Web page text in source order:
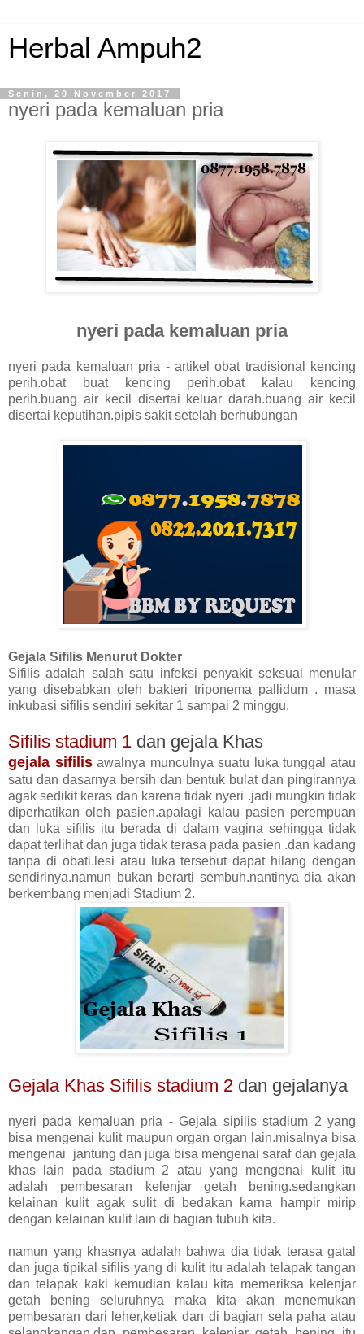
Herbal Ampuh2
Senin, 20 November 2017
nyeri pada kemaluan pria
nyeri pada kemaluan pria
nyeri pada kemaluan pria - artikel obat tradisional kencing
perih.obat buat kencing perih.obat kalau kencing
perih.buang air kecil disertai keluar darah.buang air kecil
disertai keputihan.pipis sakit setelah berhubungan
Gejala Sifilis Menurut Dokter
Sifilis adalah salah satu infeksi penyakit seksual menular
yang disebabkan oleh bakteri triponema pallidum . masa
inkubasi sifilis sendiri sekitar 1 sampai 2 minggu.
Sifilis stadium 1 dan gejala Khas
gejala sifilisawalnya munculnya suatu luka tunggal atau
satu dan dasarnya bersih dan bentuk bulat dan pingirannya
agak sedikit keras dan karena tidak nyeri .jadi mungkin tidak
diperhatikan oleh pasien.apalagi kalau pasien perempuan
dan luka sifilis itu berada di dalam vagina sehingga tidak
dapat terlihat dan juga tidak terasa pada pasien .dan kadang
tanpa di obati.lesi atau luka tersebut dapat hilang dengan
sendirinya.namun bukan berarti sembuh.nantinya dia akan
berkembang menjadi Stadium 2.
Gejala Khas Sifilis stadium 2 dan gejalanya
nyeri pada kemaluan pria - Gejala sipilis stadium 2 yang
bisa mengenai kulit maupun organ organ lain.misalnya bisa
mengenai jantung dan juga bisa mengenai saraf dan gejala
khas lain pada stadium 2 atau yang mengenai kulit itu
adalah pembesaran kelenjar getah bening.sedangkan
kelainan kulit agak sulit di bedakan karna hampir mirip
dengan kelainan kulit lain di bagian tubuh kita.
namun yang khasnya adalah bahwa dia tidak terasa gatal
dan juga tipikal sifilis yang di kulit itu adalah telapak tangan
dan telapak kaki kemudian kalau kita memeriksa kelenjar
getah bening seluruhnya maka kita akan menemukan
pembesaran dari leher,ketiak dan di bagian sela paha atau